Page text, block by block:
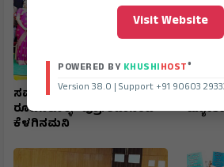
ಸಮಾಜ ಸೇವಾ ಮನೋಭಾವ
ರೂಪಿಸಿಕೊಳ್ಳಿ - ಪ್ರೊ. ಶಿವಾನಂದ
ಕೆಳಗಿನಮನಿ
ಚನ್ನಪ್ಪ
Visit Website
POWERED BY KHUSHIHOST®
Version 38.0 | Support +91 90603